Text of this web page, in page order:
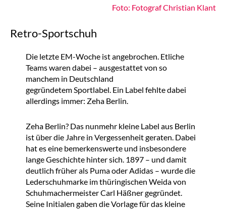
Foto: Fotograf Christian Klant
Retro-Sportschuh
Die letzte EM-Woche ist angebrochen. Etliche
Teams waren dabei – ausgestattet von so
manchem in Deutschland
gegründetem Sportlabel. Ein Label fehlte dabei
allerdings immer: Zeha Berlin.
Zeha Berlin? Das nunmehr kleine Label aus Berlin
ist über die Jahre in Vergessenheit geraten. Dabei
hat es eine bemerkenswerte und insbesondere
lange Geschichte hinter sich. 1897 – und damit
deutlich früher als Puma oder Adidas – wurde die
Lederschuhmarke im thüringischen Weida von
Schuhmachermeister Carl Häßner gegründet.
Seine Initialen gaben die Vorlage für das kleine